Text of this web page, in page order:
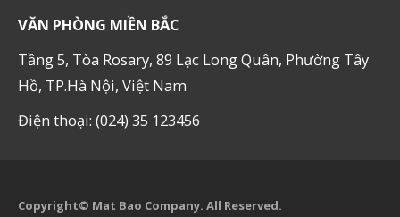
VĂN PHÒNG MIỀN BẮC
Tầng 5, Tòa Rosary, 89 Lạc Long Quân, Phường Tây
Hồ, TP.Hà Nội, Việt Nam
Điện thoại: (024) 35 123456
Copyright© Mat Bao Company. All Reserved.